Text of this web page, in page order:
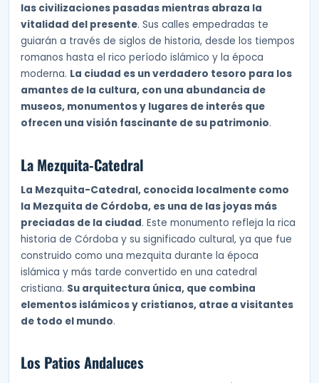
las civilizaciones pasadas mientras abraza la
vitalidad del presente. Sus calles empedradas te
guiarán a través de siglos de historia, desde los tiempos
romanos hasta el rico período islámico y la época
moderna. La ciudad es un verdadero tesoro para los
amantes de la cultura, con una abundancia de
museos, monumentos y lugares de interés que
ofrecen una visión fascinante de su patrimonio.
La Mezquita-Catedral
La Mezquita-Catedral, conocida localmente como
la Mezquita de Córdoba, es una de las joyas más
preciadas de la ciudad. Este monumento refleja la rica
historia de Córdoba y su significado cultural, ya que fue
construido como una mezquita durante la época
islámica y más tarde convertido en una catedral
cristiana. Su arquitectura única, que combina
elementos islámicos y cristianos, atrae a visitantes
de todo el mundo.
Los Patios Andaluces